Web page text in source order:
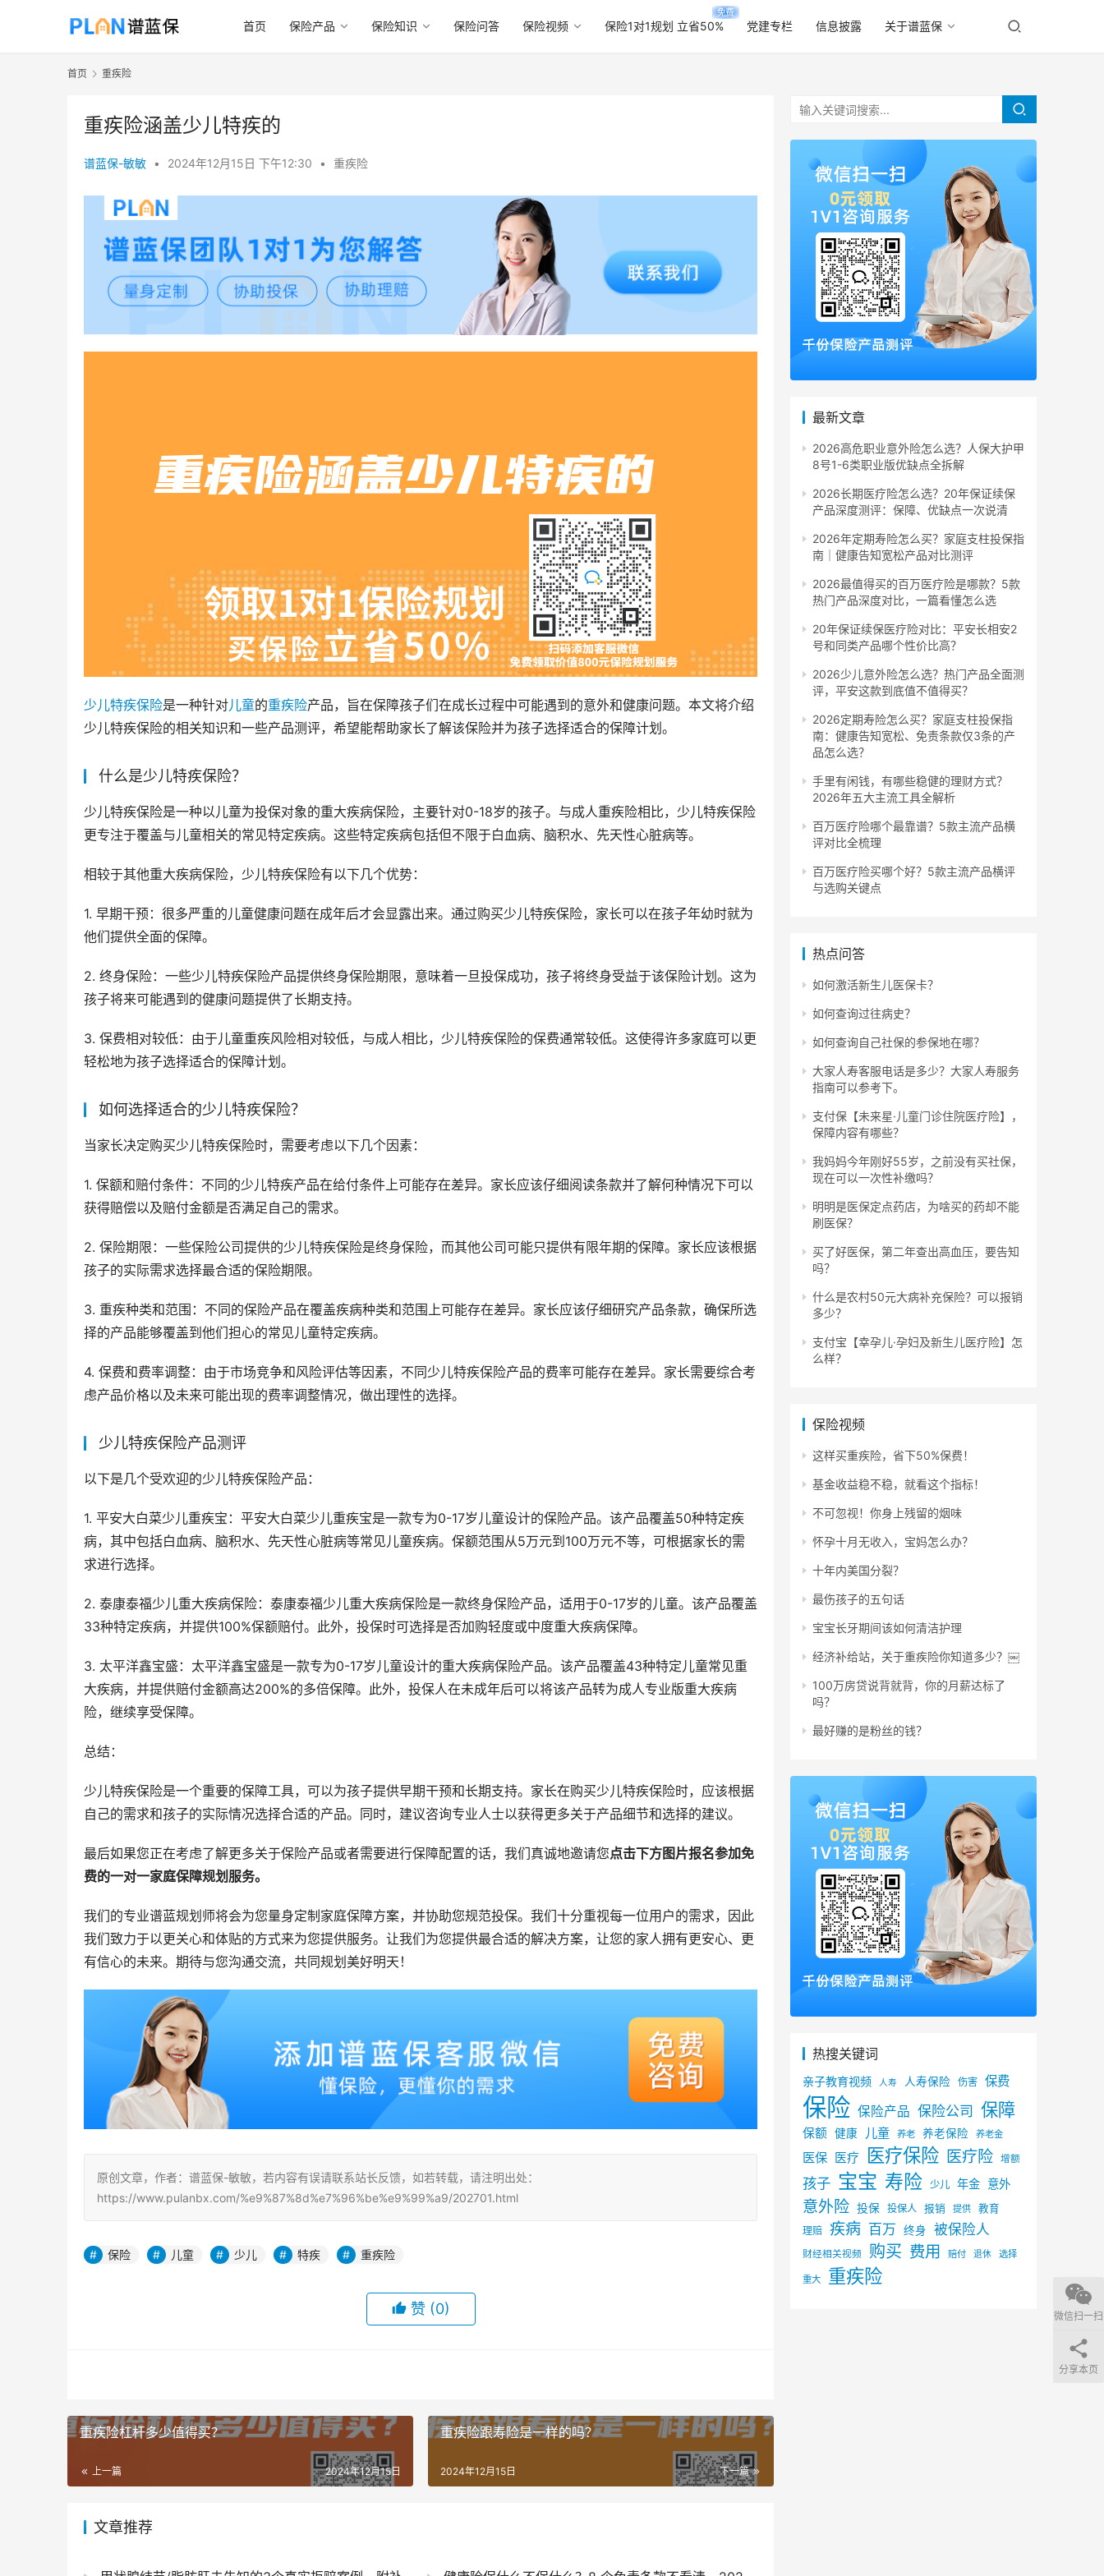
首页 保险产品 保险知识 保险问答 保险视频 保险1对1规划 立省50%
免费
党建专栏 信息披露 关于谱蓝保
首页 重疾险
重疾险涵盖少儿特疾的
谱蓝保-敏敏 • 2024年12月15日 下午12:30 • 重疾险
少儿特疾保险是一种针对儿童的重疾险产品，旨在保障孩子们在成长过程中可能遇到的意外和健康问题。本文将介绍
少儿特疾保险的相关知识和一些产品测评，希望能帮助家长了解该保险并为孩子选择适合的保障计划。
什么是少儿特疾保险？
少儿特疾保险是一种以儿童为投保对象的重大疾病保险，主要针对0-18岁的孩子。与成人重疾险相比，少儿特疾保险
更专注于覆盖与儿童相关的常见特定疾病。这些特定疾病包括但不限于白血病、脑积水、先天性心脏病等。
相较于其他重大疾病保险，少儿特疾保险有以下几个优势：
1. 早期干预：很多严重的儿童健康问题在成年后才会显露出来。通过购买少儿特疾保险，家长可以在孩子年幼时就为
他们提供全面的保障。
2. 终身保险：一些少儿特疾保险产品提供终身保险期限，意味着一旦投保成功，孩子将终身受益于该保险计划。这为
孩子将来可能遇到的健康问题提供了长期支持。
3. 保费相对较低：由于儿童重疾风险相对较低，与成人相比，少儿特疾保险的保费通常较低。这使得许多家庭可以更
轻松地为孩子选择适合的保障计划。
如何选择适合的少儿特疾保险？
当家长决定购买少儿特疾保险时，需要考虑以下几个因素：
1. 保额和赔付条件：不同的少儿特疾产品在给付条件上可能存在差异。家长应该仔细阅读条款并了解何种情况下可以
获得赔偿以及赔付金额是否满足自己的需求。
2. 保险期限：一些保险公司提供的少儿特疾保险是终身保险，而其他公司可能只提供有限年期的保障。家长应该根据
孩子的实际需求选择最合适的保险期限。
3. 重疾种类和范围：不同的保险产品在覆盖疾病种类和范围上可能存在差异。家长应该仔细研究产品条款，确保所选
择的产品能够覆盖到他们担心的常见儿童特定疾病。
4. 保费和费率调整：由于市场竞争和风险评估等因素，不同少儿特疾保险产品的费率可能存在差异。家长需要综合考
虑产品价格以及未来可能出现的费率调整情况，做出理性的选择。
少儿特疾保险产品测评
以下是几个受欢迎的少儿特疾保险产品：
1. 平安大白菜少儿重疾宝：平安大白菜少儿重疾宝是一款专为0-17岁儿童设计的保险产品。该产品覆盖50种特定疾
病，其中包括白血病、脑积水、先天性心脏病等常见儿童疾病。保额范围从5万元到100万元不等，可根据家长的需
求进行选择。
2. 泰康泰福少儿重大疾病保险：泰康泰福少儿重大疾病保险是一款终身保险产品，适用于0-17岁的儿童。该产品覆盖
33种特定疾病，并提供100%保额赔付。此外，投保时可选择是否加购轻度或中度重大疾病保障。
3. 太平洋鑫宝盛：太平洋鑫宝盛是一款专为0-17岁儿童设计的重大疾病保险产品。该产品覆盖43种特定儿童常见重
大疾病，并提供赔付金额高达200%的多倍保障。此外，投保人在未成年后可以将该产品转为成人专业版重大疾病
险，继续享受保障。
总结：
少儿特疾保险是一个重要的保障工具，可以为孩子提供早期干预和长期支持。家长在购买少儿特疾保险时，应该根据
自己的需求和孩子的实际情况选择合适的产品。同时，建议咨询专业人士以获得更多关于产品细节和选择的建议。
最后如果您正在考虑了解更多关于保险产品或者需要进行保障配置的话，我们真诚地邀请您点击下方图片报名参加免
费的一对一家庭保障规划服务。
我们的专业谱蓝规划师将会为您量身定制家庭保障方案，并协助您规范投保。我们十分重视每一位用户的需求，因此
我们致力于以更关心和体贴的方式来为您提供服务。让我们为您提供最合适的解决方案，让您的家人拥有更安心、更
有信心的未来。期待与您沟通交流，共同规划美好明天！
原创文章，作者：谱蓝保-敏敏，若内容有误请联系站长反馈，如若转载，请注明出处：
https://www.pulanbx.com/%e9%87%8d%e7%96%be%e9%99%a9/202701.html
保险 儿童 少儿 特疾 重疾险
赞 (0)
重疾险杠杆多少值得买？
上一篇 2024年12月15日
重疾险跟寿险是一样的吗？
下一篇
2024年12月15日
文章推荐
最新文章
2026高危职业意外险怎么选？人保大护甲
8号1-6类职业版优缺点全拆解
2026长期医疗险怎么选？20年保证续保
产品深度测评：保障、优缺点一次说清
2026年定期寿险怎么买？家庭支柱投保指
南｜健康告知宽松产品对比测评
2026最值得买的百万医疗险是哪款？5款
热门产品深度对比，一篇看懂怎么选
20年保证续保医疗险对比：平安长相安2
号和同类产品哪个性价比高？
2026少儿意外险怎么选？热门产品全面测
评，平安这款到底值不值得买？
2026定期寿险怎么买？家庭支柱投保指
南：健康告知宽松、免责条款仅3条的产
品怎么选？
手里有闲钱，有哪些稳健的理财方式？
2026年五大主流工具全解析
百万医疗险哪个最靠谱？5款主流产品横
评对比全梳理
百万医疗险买哪个好？5款主流产品横评
与选购关键点
热点问答
如何激活新生儿医保卡？
如何查询过往病史？
如何查询自己社保的参保地在哪？
大家人寿客服电话是多少？大家人寿服务
指南可以参考下。
支付保【未来星·儿童门诊住院医疗险】，
保障内容有哪些？
我妈妈今年刚好55岁，之前没有买社保，
现在可以一次性补缴吗？
明明是医保定点药店，为啥买的药却不能
刷医保？
买了好医保，第二年查出高血压，要告知
吗？
什么是农村50元大病补充保险？可以报销
多少？
支付宝【幸孕儿·孕妇及新生儿医疗险】怎
么样？
保险视频
这样买重疾险，省下50%保费！
基金收益稳不稳，就看这个指标！
不可忽视！你身上残留的烟味
怀孕十月无收入，宝妈怎么办？
十年内美国分裂？
最伤孩子的五句话
宝宝长牙期间该如何清洁护理
经济补给站，关于重疾险你知道多少？￼
100万房贷说背就背，你的月薪达标了
吗？
最好赚的是粉丝的钱？
热搜关键词
亲子教育视频 人寿 人寿保险 伤害 保费
保险 保险产品 保险公司 保障
保额 健康 儿童 养老 养老保险 养老金
医保 医疗 医疗保险 医疗险 增额
孩子 宝宝 寿险 少儿 年金 意外
意外险 投保 投保人 报销 提供
教育
理赔 疾病 百万 终身 被保险人
财经相关视频 购买 费用 赔付 退休 选择
重大 重疾险
微信扫一扫
分享本页